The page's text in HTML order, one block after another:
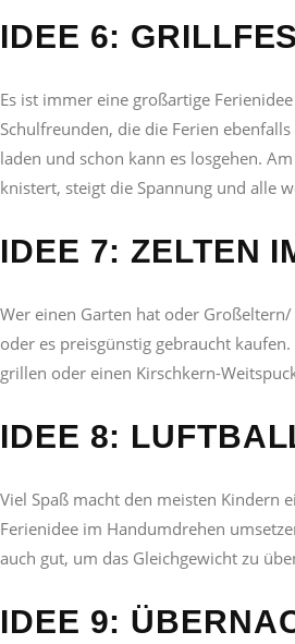
IDEE 6:
Es ist immer eine großartige
Schulfreunden, die die Ferien ebenfalls
laden und schon kann es losgehen.
knistert, steigt die Spannung und alle
IDEE 7: ZELTEN
Wer einen Garten hat oder
oder es preisgünstig gebraucht kaufen
grillen oder einen Kirschkern-
IDEE 8:
Viel Spaß macht den meisten Kindern
Ferienidee im Handumdrehen
auch gut, um das Gleichgewicht zu
IDEE 9: